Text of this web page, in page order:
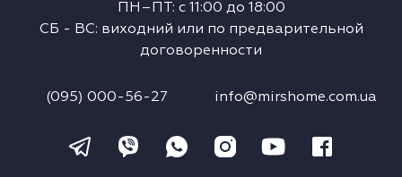
ПН–ПТ : с11:00 до 18:00
СБ - ВС: виходний или по предварительной
договоренности
info@mirshome.com.ua
(095) 000-56-27